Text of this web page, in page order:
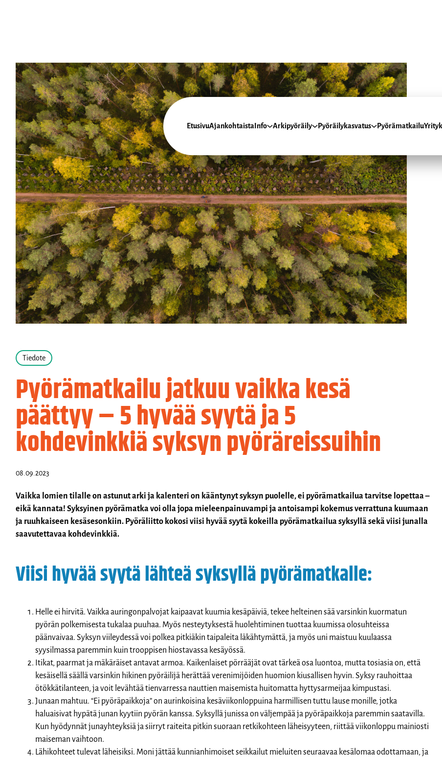
EtusivuAjankohtaistaInfo Arkipyöräily Pyöräilykasvatus Pyörämatkailu
Tiedote
Pyörämatkailu jatkuu vaikka kesä
päättyy – 5 hyvää syytä ja 5
kohdevinkkiä syksyn pyöräreissuihin
08.09.2023
Vaikka lomien tilalle on astunut arki ja kalenteri on kääntynyt syksyn puolelle, ei pyörämatkailua tarvitse lopettaa –
eikä kannata! Syksyinen pyörämatka voi olla jopa mieleenpainuvampi ja antoisampi kokemus verrattuna kuumaan
ja ruuhkaiseen kesäsesonkiin. Pyöräliitto kokosi viisi hyvää syytä kokeilla pyörämatkailua syksyllä sekä viisi junalla
saavutettavaa kohdevinkkiä.
Viisi hyvää syytä lähteä syksyllä pyörämatkalle:
Helle ei hirvitä. Vaikka auringonpalvojat kaipaavat kuumia kesäpäiviä, tekee helteinen sää varsinkin kuormatun
pyörän polkemisesta tukalaa puuhaa. Myös nesteytyksestä huolehtiminen tuottaa kuumissa olosuhteissa
päänvaivaa. Syksyn viileydessä voi polkea pitkiäkin taipaleita läkähtymättä, ja myös uni maistuu kuulaassa
syysilmassa paremmin kuin trooppisen hiostavassa kesäyössä.
Itikat, paarmat ja mäkäräiset antavat armoa. Kaikenlaiset pörrääjät ovat tärkeä osa luontoa, mutta tosiasia on, että
kesäisellä säällä varsinkin hikinen pyöräilijä herättää verenimijöiden huomion kiusallisen hyvin. Syksy rauhoittaa
ötökkätilanteen, ja voit levähtää tienvarressa nauttien maisemista huitomatta hyttysarmeijaa kimpustasi.
Junaan mahtuu. “Ei pyöräpaikkoja” on aurinkoisina kesäviikonloppuina harmillisen tuttu lause monille, jotka
haluaisivat hypätä junan kyytiin pyörän kanssa. Syksyllä junissa on väljempää ja pyöräpaikkoja paremmin saatavilla.
Kun hyödynnät junayhteyksiä ja siirryt raiteita pitkin suoraan retkikohteen läheisyyteen, riittää viikonloppu mainiosti
maiseman vaihtoon.
Lähikohteet tulevat läheisiksi. Moni jättää kunnianhimoiset seikkailut mieluiten seuraavaa kesälomaa odottamaan, ja